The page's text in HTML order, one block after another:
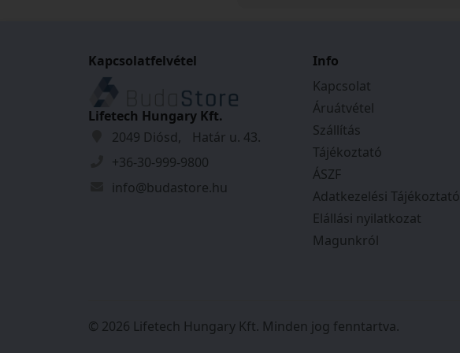
időpontjáról pontos tájékoztatást
szerint történt. Csak ajánlani tudom
Kapcsolatfelvétel
Lifetech Hungary Kft.
2049 Diósd, Határ u. 43.
+36-30-999-9800
info@budastore.hu
Info
Kapcsolat
Áruátvétel
Szállítás
Tájékoztató
ÁSZF
Adatkezelési Tájékoztató
Elállási nyilatkozat
Magunkról
© 2026 Lifetech Hungary Kft. Minden jog fenntartva.